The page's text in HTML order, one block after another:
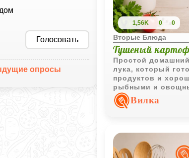
Голосовать
опросы
1,56K 0 0
Вторые Блюда
Тушеный
Простой
лука, который
продуктов и
рыбными и
Вилка